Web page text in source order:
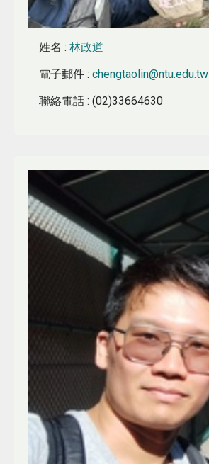
姓名 :林政道
電子郵件 :chengtaolin@ntu.edu.tw
聯絡電話 : (02)33664630